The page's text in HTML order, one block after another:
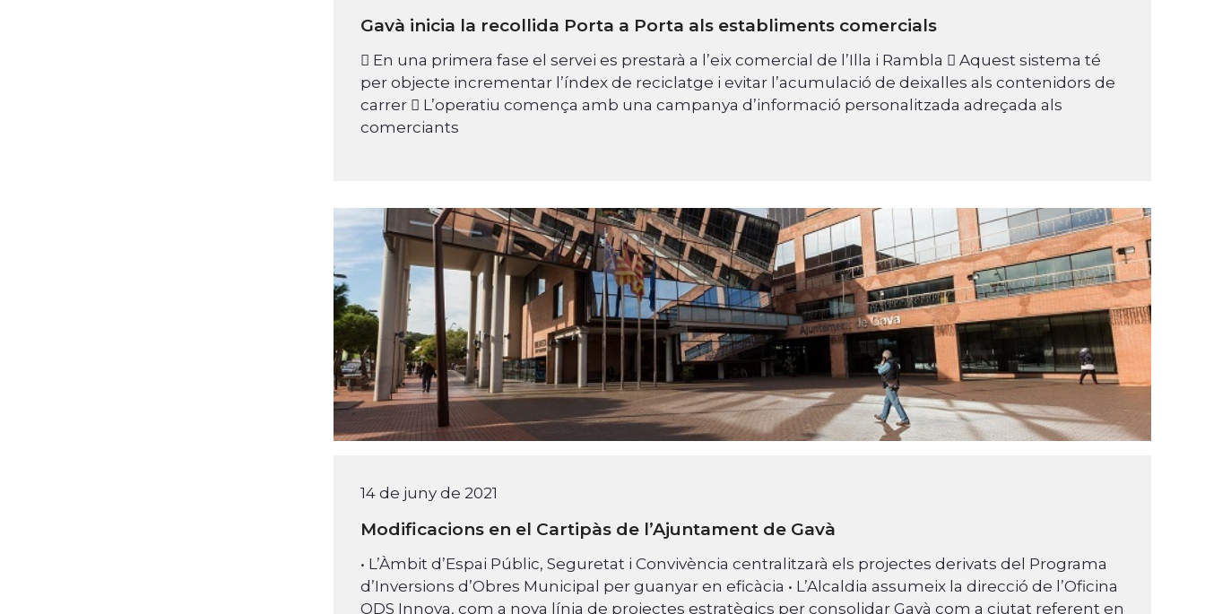
Gavà inicia la recollida Porta a Porta als establiments comercials
 En una primera fase el servei es prestarà a l’eix comercial de l’Illa i Rambla  Aquest sistema té
per objecte incrementar l’índex de reciclatge i evitar l’acumulació de deixalles als contenidors de
carrer  L’operatiu comença amb una campanya d’informació personalitzada adreçada als
comerciants
14 de juny de 2021
Modificacions en el Cartipàs de l’Ajuntament de Gavà
• L’Àmbit d’Espai Públic, Seguretat i Convivència centralitzarà els projectes derivats del Programa
d’Inversions d’Obres Municipal per guanyar en eficàcia • L’Alcaldia assumeix la direcció de l’Oficina
ODS Innova, com a nova línia de projectes estratègics per consolidar Gavà com a ciutat referent en